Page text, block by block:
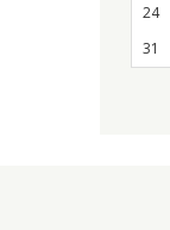
24
31